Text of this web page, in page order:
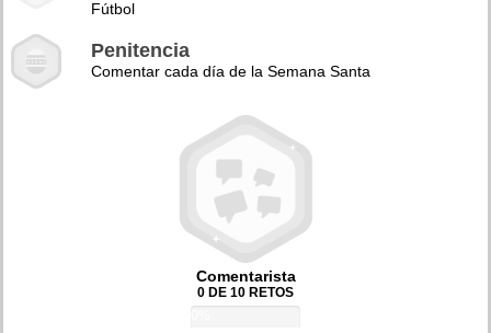
Fútbol
Penitencia
Comentar cada día de la Semana Santa
Comentarista
0 DE 10 RETOS